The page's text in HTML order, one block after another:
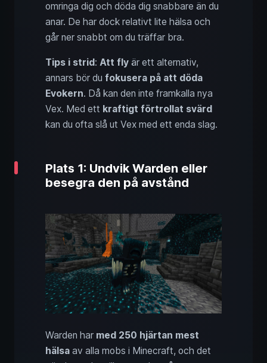
omringa dig och döda dig snabbare än du
anar. De har dock relativt lite hälsa och
går ner snabbt om du träffar bra.
Tips i strid : Att fly är ett alternativ,
annars bör du fokusera på att döda
Evokern. Då kan den inte framkalla nya
Vex. Med ett kraftigt förtrollat svärd
kan du ofta slå ut Vex med ett enda slag.
Plats 1: Undvik Warden eller
besegra den på avstånd
Warden har med 250 hjärtan mest
hälsa av alla mobs i Minecraft, och det